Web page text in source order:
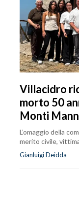
Villacidro
morto 50
Monti
L’omaggio della
merito civile,
Gianluigi Deidda